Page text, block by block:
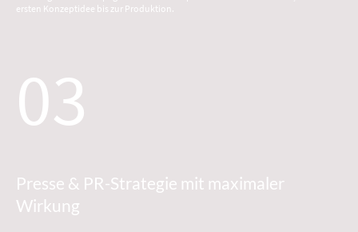
ersten Konzeptidee bis zur Produktion.
03
Presse & PR-Strategie mit maximaler
Wirkung